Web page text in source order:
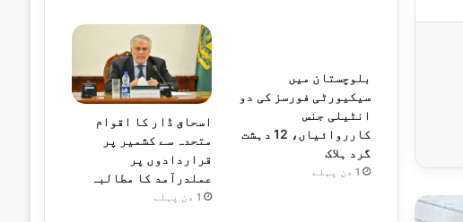
بلوچستان میں
سیکیورٹی فورسز کی دو
انٹیلی جنس
کارروائیاں، 12 دہشت
گرد ہلاک
1 دن پہلے
اسحاق ڈار کا اقوام
متحدہ سے کشمیر پر
قراردادوں پر
عملدرآمد کا مطالبہ
1 دن پہلے